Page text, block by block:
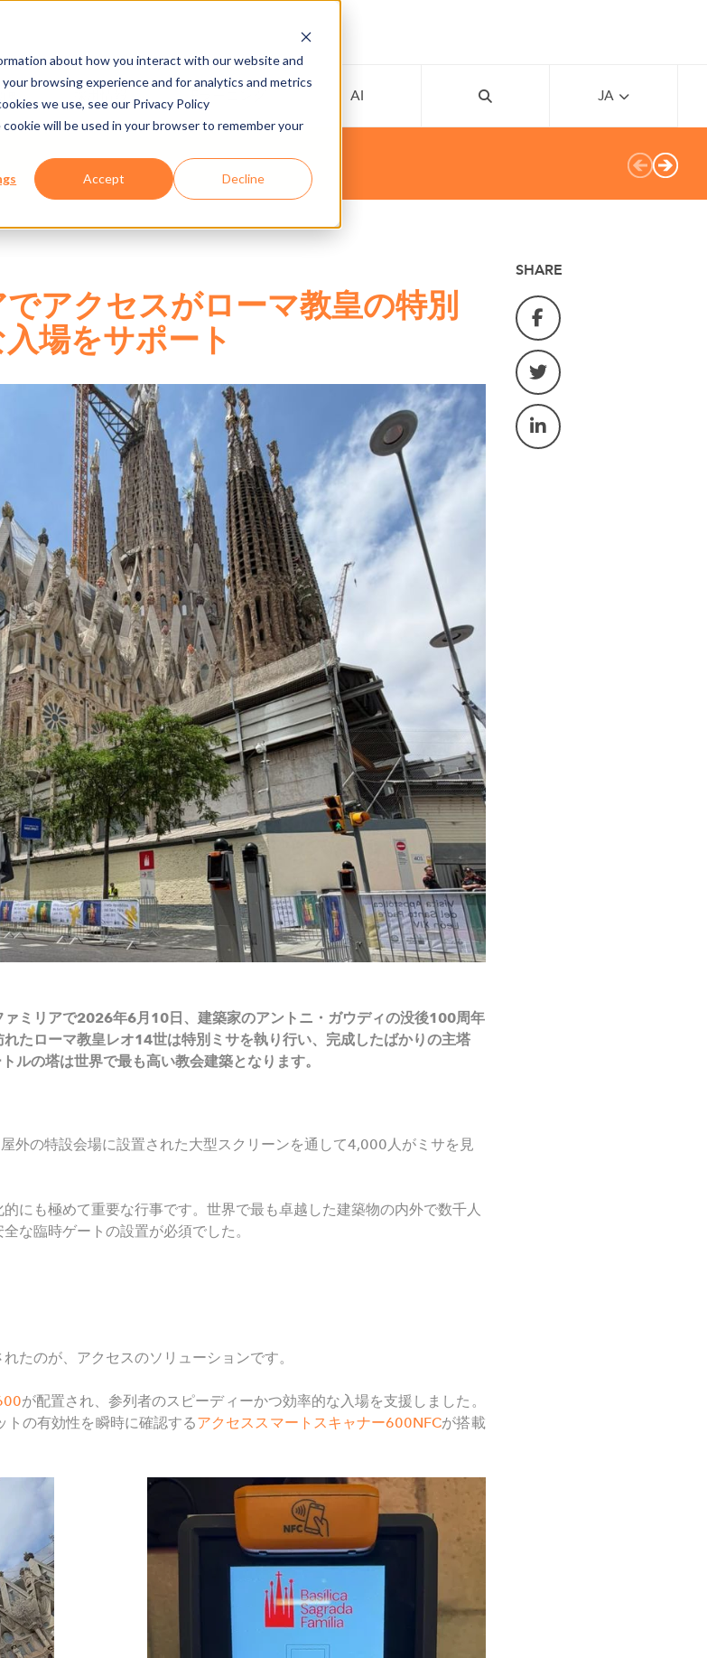
about how you interact with our website and
browsing experience and for analytics and metrics
we use, see our Privacy Policy
will be used in your browser to remember your
Accept Decline
画 Eラーニング AI JA
SHARE
アクセスがローマ教皇の特別
場をサポート
ミリアで2026年6月10日、建築家のアントニ・ガウディの没後100周年
たローマ教皇レオ14世は特別ミサを執り行い、完成したばかりの主塔
ルの塔は世界で最も高い教会建築となります。
外の特設会場に設置された大型スクリーンを通して4,000人がミサを見
にも極めて重要な行事です。世界で最も卓越した建築物の内外で数千人
な臨時ゲートの設置が必須でした。
たのが、アクセスのソリューションです。
が配置され、参列者のスピーディーかつ効率的な入場を支援しました。
トの有効性を瞬時に確認するアクセススマートスキャナー600NFCが搭載